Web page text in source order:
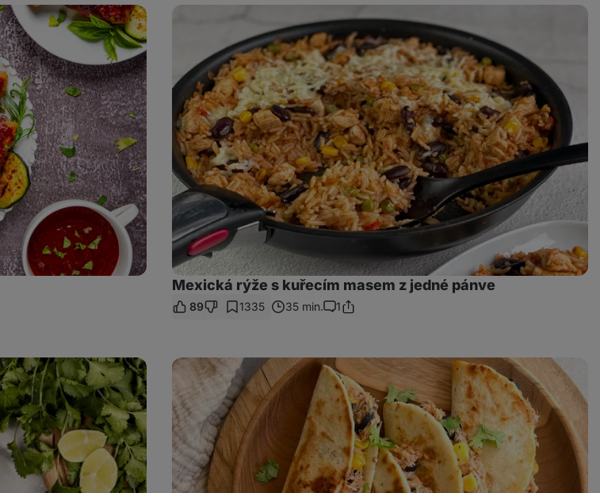
jedné
pánve
Mexická rýže s kuřecím masem z jedné pánve
89 1335 35 min.
Komentáře
1Sdílet
Kuřecí